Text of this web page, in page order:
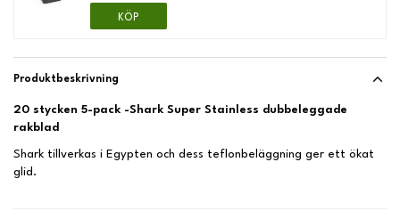
KÖP
Produktbeskrivning
20 stycken 5-pack -Shark Super Stainless dubbeleggade
rakblad
Shark tillverkas i Egypten och dess teflonbeläggning ger ett ökat
glid.